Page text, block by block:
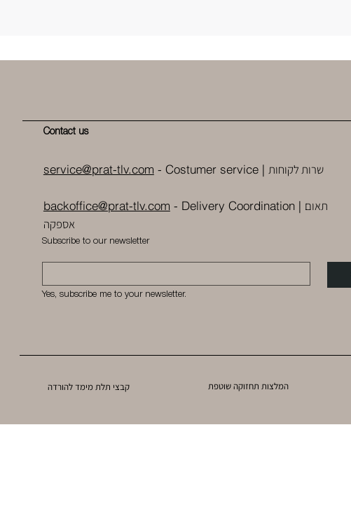
Contact us
service@prat-tlv.com - Costumer service | שרות לקוחות
backoffice@prat-tlv.com - Delivery Coordination| תאום
אספקה
Subscribe to our newsletter
Yes, subscribe me to your newsletter.
קבצי תלת מימד להורדה המלצות תחזוקה שוטפת